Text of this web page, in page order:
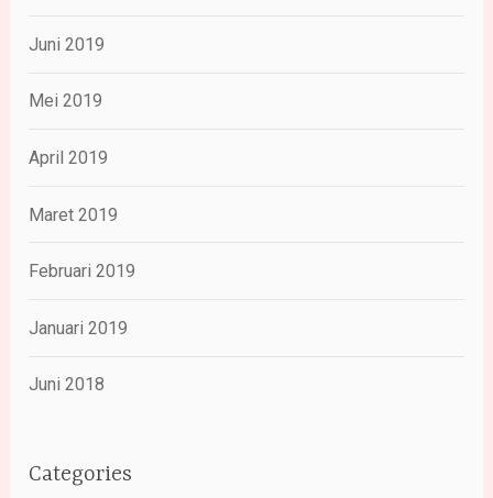
Juni 2019
Mei 2019
April 2019
Maret 2019
Februari 2019
Januari 2019
Juni 2018
Categories